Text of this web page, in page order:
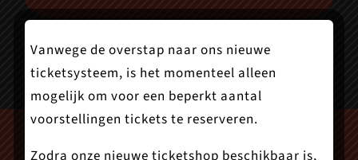
Vanwege de overstap naar ons nieuwe
ticketsysteem, is het momenteel alleen
mogelijk om voor een beperkt aantal
voorstellingen tickets te reserveren.
Zodra onze nieuwe ticketshop beschikbaar is,